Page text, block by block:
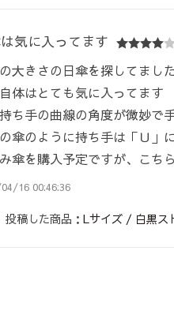
気に入ってます
大きさの日傘を探してまし
体はとても気に入ってます
ち手の曲線の角度が微妙で
傘のように持ち手は「Ｕ」
傘を購入予定ですが、こち
16 00:46:36
投稿した商品： Lサイズ / 白黒ス